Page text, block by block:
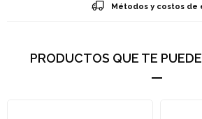
Métodos y costos de
PRODUCTOS QUE TE